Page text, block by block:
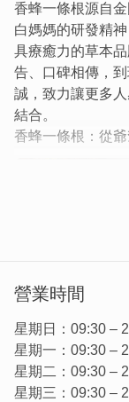
香蜂一條根源自
白媽媽的研發精
具療癒力的草本
告、口碑相傳，
誠，致力讓更多
結合。
香蜂一條根：從
營業時間
星期日：09:30 –
星期一：09:30 –
星期二：09:30 –
星期三：09:30 –